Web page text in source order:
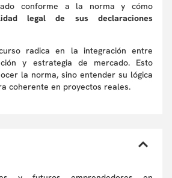
conforme a la norma y cómo
legal de sus declaraciones
radica en la integración entre
y estrategia de mercado. Esto
la norma, sino entender su lógica
coherente en proyectos reales.